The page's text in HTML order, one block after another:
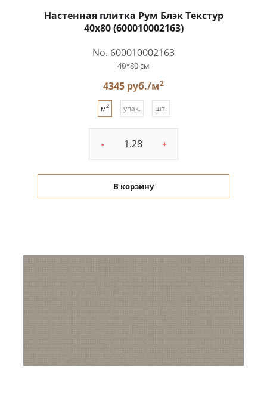
Настенная плитка Рум Блэк Текстур
40x80 (600010002163)
No. 600010002163
40*80 см
4345 руб./м2
м2 упак. шт.
- +
В корзину